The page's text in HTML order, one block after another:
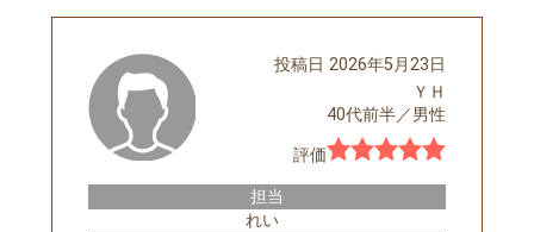
ＹＨ
40代前半／男性
投稿日2026年5月23日
評価
担当
れい